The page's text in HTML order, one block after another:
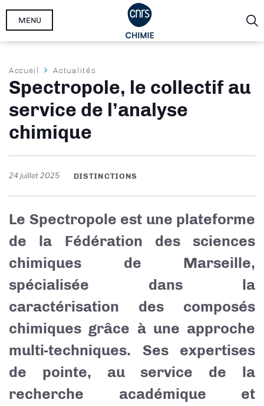
Aller
MENU
Fil
d'Ariane
Accueil Actualités
Spectropole, le collectif au
service de l’analyse
chimique
24 juillet 2025 DISTINCTIONS
Le Spectropole est une plateforme
de la Fédération des sciences
chimiques de Marseille,
spécialisée dans la
caractérisation des composés
chimiques grâce à une approche
multi-techniques. Ses expertises
de pointe, au service de la
recherche académique et